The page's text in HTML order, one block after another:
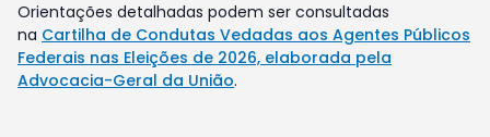
Orientações detalhadas podem ser consultadas
na Cartilha de Condutas Vedadas aos Agentes Públicos
Federais nas Eleições de 2026, elaborada pela
Advocacia-Geral da União.